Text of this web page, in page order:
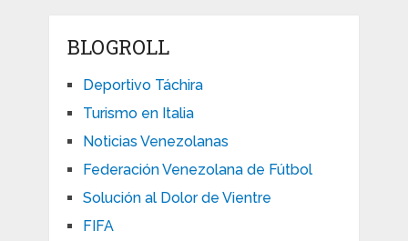
BLOGROLL
Deportivo Táchira
Turismo en Italia
Noticias Venezolanas
Federación Venezolana de Fútbol
Solución al Dolor de Vientre
FIFA